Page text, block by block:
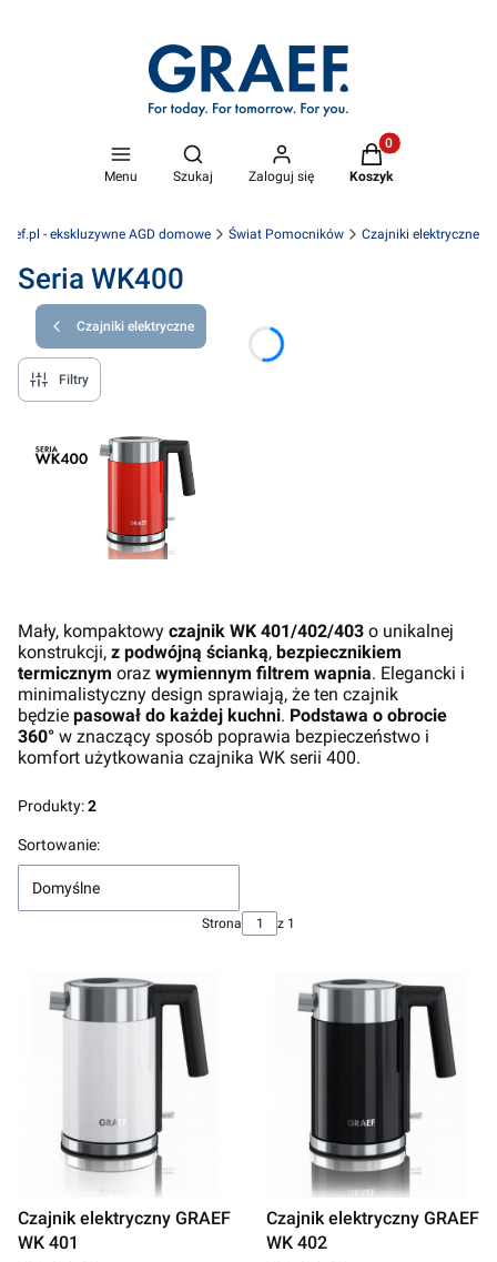
Menu
Otwórz wyszukiwarkę
Szukaj Zaloguj się
Produkty w
Koszyk
- ekskluzywne AGD domowe Świat Pomocników Czajniki elektryczne
Seria WK400
Czajniki elektryczne
Filtry
Mały, kompaktowy czajnik WK 401/402/403 o unikalnej
konstrukcji, z podwójną ścianką, bezpiecznikiem
termicznym oraz wymiennym filtrem wapnia. Elegancki i
minimalistyczny design sprawiają, że ten czajnik
będzie pasował do każdej kuchni. Podstawa o obrocie
360° w znaczący sposób poprawia bezpieczeństwo i
komfort użytkowania czajnika WK serii 400.
Produkty:2
Lista produktów
Sortowanie:
Domyślne
Strona z 1
Czajnik elektryczny GRAEF
WK 401
Czajnik elektryczny GRAEF
WK 402